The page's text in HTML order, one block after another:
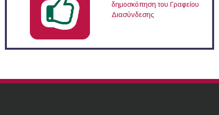
δημοσκόπηση του Γραφείου
Διασύνδεσης